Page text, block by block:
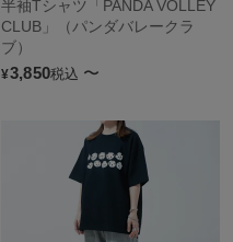
半袖Tシャツ「PANDA VOLLEY
CLUB」（パンダバレークラ
ブ）
¥3,850税込 〜